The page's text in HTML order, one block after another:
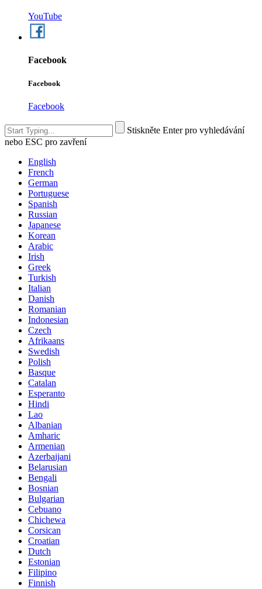
YouTube
Facebook
Facebook
Facebook
Stiskněte Enter pro vyhledávání
nebo ESC pro zavření
English
French
German
Portuguese
Spanish
Russian
Japanese
Korean
Arabic
Irish
Greek
Turkish
Italian
Danish
Romanian
Indonesian
Czech
Afrikaans
Swedish
Polish
Basque
Catalan
Esperanto
Hindi
Lao
Albanian
Amharic
Armenian
Azerbaijani
Belarusian
Bengali
Bosnian
Bulgarian
Cebuano
Chichewa
Corsican
Croatian
Dutch
Estonian
Filipino
Finnish